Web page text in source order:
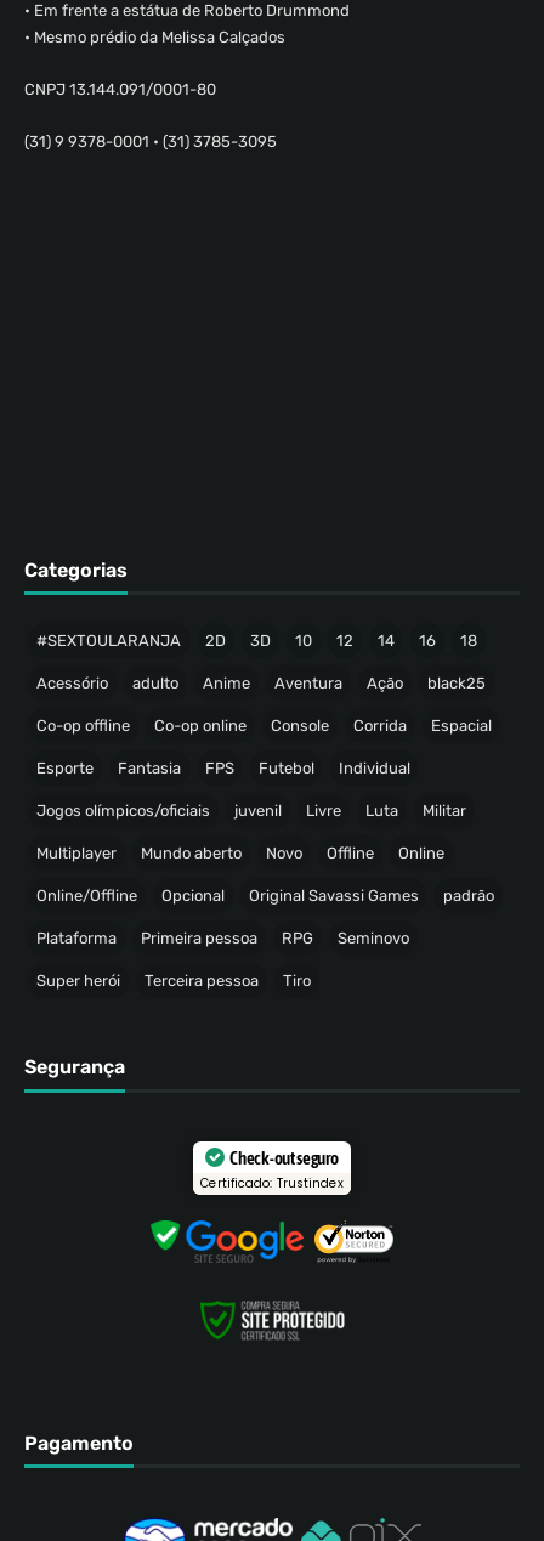
• Em frente a estátua de Roberto Drummond
• Mesmo prédio da Melissa Calçados
CNPJ 13.144.091/0001-80
(31) 9 9378-0001 • (31) 3785-3095
Categorias
#SEXTOULARANJA 2D 3D 10 12 14 16 18
Acessório adulto Anime Aventura Ação black25
Co-op offline Co-op online Console Corrida Espacial
Esporte Fantasia FPS Futebol Individual
Jogos olímpicos/oficiais juvenil Livre Luta Militar
Multiplayer Mundo aberto Novo Offline Online
Online/Offline Opcional Original Savassi Games padrão
Plataforma Primeira pessoa RPG Seminovo
Super herói Terceira pessoa Tiro
Segurança
Check-out seguro
Certificado: Trustindex
Pagamento